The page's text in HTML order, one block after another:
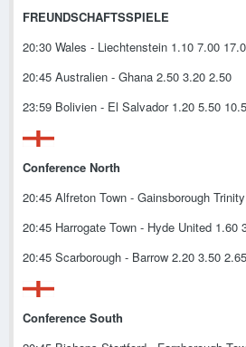
FREUNDSCHAFTSSPIELE
20:30 Wales - Liechtenstein 1.10 7.00
20:45 Australien - Ghana 2.50 3.20 2.50
23:59 Bolivien - El Salvador 1.20 5.50
Conference North
20:45 Alfreton Town - Gainsborough
20:45 Harrogate Town - Hyde United 1.60
20:45 Scarborough - Barrow 2.20 3.50 2.65
Conference South